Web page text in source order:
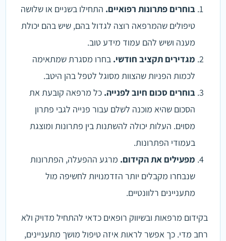
בוחרים פתרונות רפואיים. התחילו בשניים או שלושה
טיפולים שהמרפאה רוצה לגדול בהם, שיש בהם יכולת
מענה ושיש להם עמוד מידע טוב.
מגדירים תקציב חודשי. בחרו מסגרת שמתאימה
לכמות הפניות שהצוות מסוגל לטפל בהן היטב.
בוחרים סכום חיוב לפנייה. כל מרפאה קובעת את
הסכום שהיא מוכנה לשלם עבור פנייה לגבי פתרון
מסוים. העלות יכולה להשתנות בין פתרונות ומוצגת
בעמודי הפתרונות.
מפעילים את הקידום. מרגע ההפעלה, הפתרונות
שנבחרו מקבלים יותר הזדמנויות לחשיפה מול
מתעניינים רלוונטיים.
בקידום מרפאות ובשיווק רופאים כדאי להתחיל מדויק ולא
רחב מדי. כך אפשר לראות איזה טיפול מושך מתעניינים,